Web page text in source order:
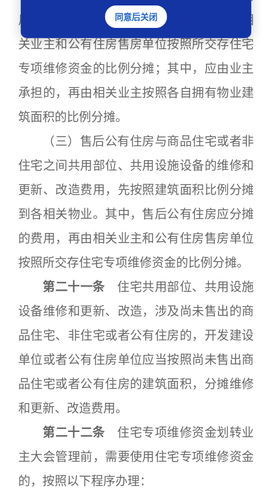
用设施设备的维修和更新、改造费用，由相
关业主和公有住房售房单位按照所交存住宅
专项维修资金的比例分摊；其中，应由业主
承担的，再由相关业主按照各自拥有物业建
筑面积的比例分摊。
（三）售后公有住房与商品住宅或者非
住宅之间共用部位、共用设施设备的维修和
更新、改造费用，先按照建筑面积比例分摊
到各相关物业。其中，售后公有住房应分摊
的费用，再由相关业主和公有住房售房单位
按照所交存住宅专项维修资金的比例分摊。
第二十一条 住宅共用部位、共用设施
设备维修和更新、改造，涉及尚未售出的商
品住宅、非住宅或者公有住房的，开发建设
单位或者公有住房单位应当按照尚未售出商
品住宅或者公有住房的建筑面积，分摊维修
和更新、改造费用。
第二十二条 住宅专项维修资金划转业
主大会管理前，需要使用住宅专项维修资金
的，按照以下程序办理：
同意后关闭